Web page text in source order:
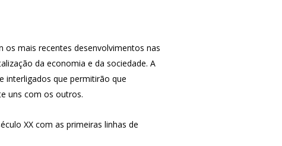
os mais recentes desenvolvimentos nas
da economia e da sociedade. A
interligados que permitirão que
uns com os outros.
XX com as primeiras linhas de